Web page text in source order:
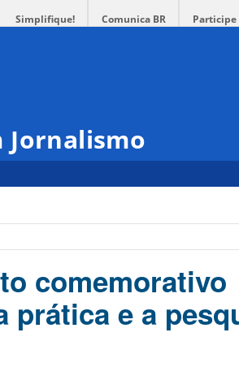
Simplifique! Comunica BR Participe
Jornalismo
comemorativo
prática e a